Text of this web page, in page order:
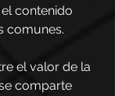
contenido
comunes.
el valor de la
comparte